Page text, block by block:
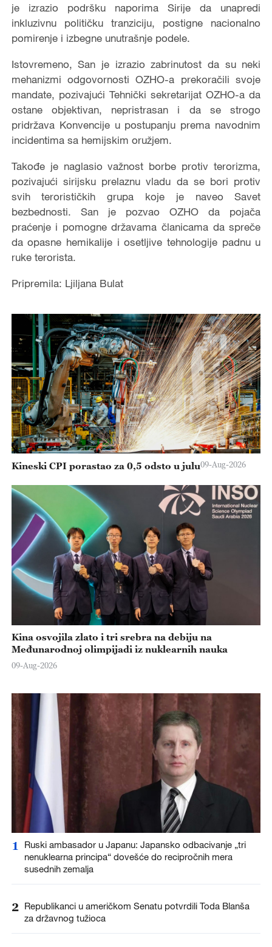
je izrazio podršku naporima Sirije da unapredi
inkluzivnu političku tranziciju, postigne nacionalno
pomirenje i izbegne unutrašnje podele.
Istovremeno, San je izrazio zabrinutost da su neki
mehanizmi odgovornosti OZHO-a prekoračili svoje
mandate, pozivajući Tehnički sekretarijat OZHO-a da
ostane objektivan, nepristrasan i da se strogo
pridržava Konvencije u postupanju prema navodnim
incidentima sa hemijskim oružjem.
Takođe je naglasio važnost borbe protiv terorizma,
pozivajući sirijsku prelaznu vladu da se bori protiv
svih terorističkih grupa koje je naveo Savet
bezbednosti. San je pozvao OZHO da pojača
praćenje i pomogne državama članicama da spreče
da opasne hemikalije i osetljive tehnologije padnu u
ruke terorista.
Pripremila: Ljiljana Bulat
Kineski CPI porastao za 0,5 odsto u julu09-Aug-2026
Kina osvojila zlato i tri srebra na debiju na
Međunarodnoj olimpijadi iz nuklearnih nauka
09-Aug-2026
1
Ruski ambasador u Japanu: Japansko odbacivanje „tri
nenuklearna principa“ dovešće do recipročnih mera
susednih zemalja
2 Republikanci u američkom Senatu potvrdili Toda Blanša
za državnog tužioca